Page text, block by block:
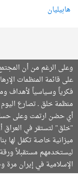
هابیلیان
وعلى الرغم من أن
على قائمة المنظمات
فكرياً وسياسياً لأهداف
منظمة خلق ـ تصارع
أي حضن ارتمت وعلى
ميزانية خاصة تكفل لها
ليستخدمهم مستقبلاً
الإسلامية في إيران